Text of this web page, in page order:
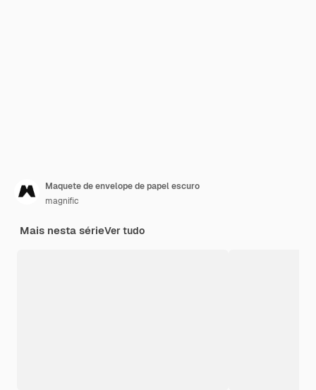
Maquete de envelope de papel escuro
magnific
Mais nesta sérieVer tudo